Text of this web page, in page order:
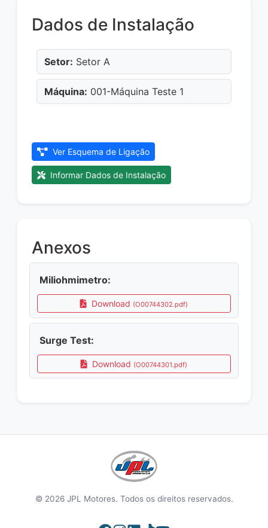
Dados de Instalação
Setor: Setor A
Máquina: 001-Máquina Teste 1
Ver Esquema de Ligação
Informar Dados de Instalação
Anexos
Miliohmimetro:
Download (O00744302.pdf)
Surge Test:
Download (O00744301.pdf)
© 2026 JPL Motores. Todos os direitos reservados.